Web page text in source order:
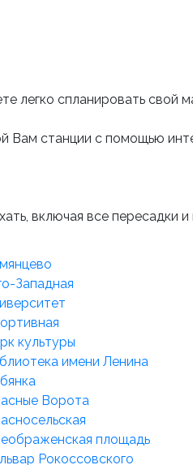
легко спланировать свой
Вам станции с помощью
включая все пересадки
Западная
культуры
имени Ленина
Ворота
площадь
Рокоссовского